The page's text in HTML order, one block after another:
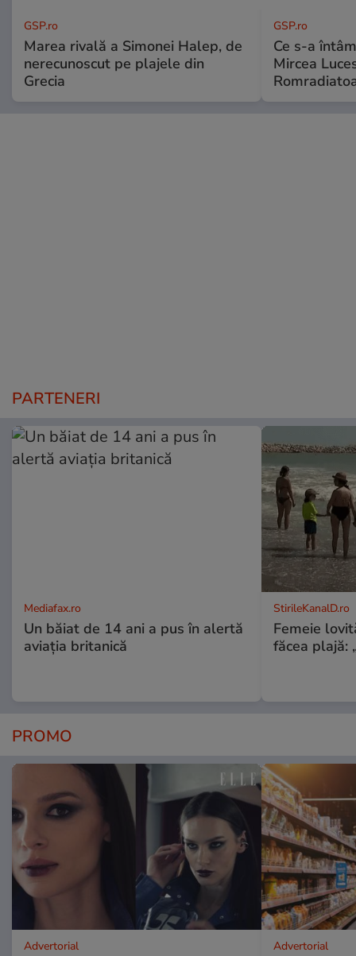
GSP.ro
Marea rivală a Simonei Halep, de
nerecunoscut pe plajele din
Grecia
GSP.ro
Ce s-a
Mircea
PARTENERI
Mediafax.ro
Un băiat de 14 ani a pus în alertă
aviația britanică
StirileKanalD.ro
Femeie
făcea plajă:
PROMO
Advertorial Advertorial